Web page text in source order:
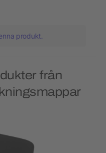
produkt.
från